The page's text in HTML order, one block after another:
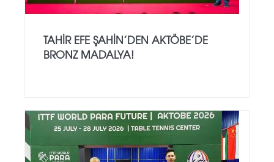
TAHIR EFE ŞAHIN’DEN AKTÖBE’DE
BRONZ MADALYA!